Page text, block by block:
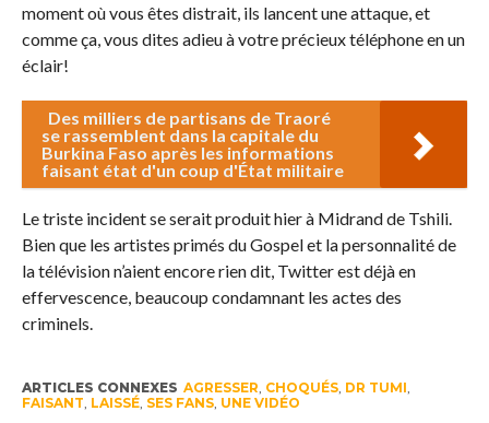
moment où vous êtes distrait, ils lancent une attaque, et
comme ça, vous dites adieu à votre précieux téléphone en un
éclair!
Des milliers de partisans de Traoré
se rassemblent dans la capitale du
Burkina Faso après les informations
faisant état d'un coup d'État militaire
Le triste incident se serait produit hier à Midrand de Tshili.
Bien que les artistes primés du Gospel et la personnalité de
la télévision n’aient encore rien dit, Twitter est déjà en
effervescence, beaucoup condamnant les actes des
criminels.
ARTICLES CONNEXES AGRESSER CHOQUÉS, DR TUMI
FAISANT LAISSÉ, SES FANS, UNE VIDÉO